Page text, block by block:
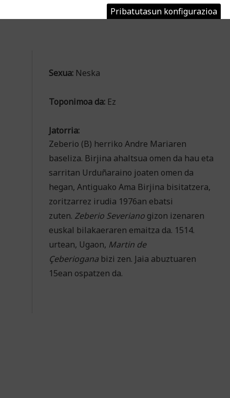
Sexua: Neska
Toponimoa da: Ez
Jatorria:
Zeberio (B) herriko Andre Mariaren
baseliza. Birjina ahaltsua omen da hau eta
sarritan Urduñaraino joaten omen da
hegan, Antiguako Ama Birjina bisitatzera,
zoritzarrez irudia 1976an ebatsi
zuten. Zeberio Severianogizon izenaren
euskal bilakaeraren emaitza da. 1514.
urtean, Ugaon, Martin de
Çeberioganabizi zen. Jaia abuztuaren
15ean ospatzen da.
Pribatutasun konfigurazioa